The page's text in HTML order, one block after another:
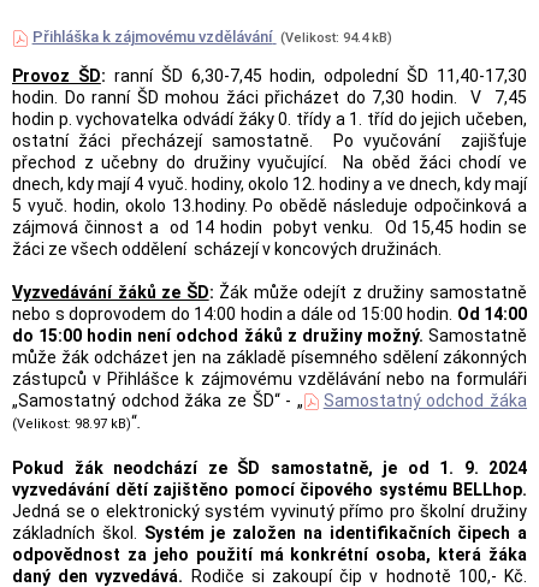
Přihláška k zájmovému vzdělávání (Velikost: 94.4 kB)
Provoz ŠD: ranní ŠD 6,30-7,45 hodin, odpolední ŠD 11,40-17,30
hodin. Do ranní ŠD mohou žáci přicházet do 7,30 hodin. V 7,45
hodin p. vychovatelka odvádí žáky 0. třídy a 1. tříd do jejich učeben,
ostatní žáci přecházejí samostatně. Po vyučování zajišťuje
přechod z učebny do družiny vyučující. Na oběd žáci chodí ve
dnech, kdy mají 4 vyuč. hodiny, okolo 12. hodiny a ve dnech, kdy mají
5 vyuč. hodin, okolo 13.hodiny. Po obědě následuje odpočinková a
zájmová činnost a od 14 hodin pobyt venku. Od 15,45 hodin se
žáci ze všech oddělení scházejí v koncových družinách.
Vyzvedávání žáků ze ŠD: Žák může odejít z družiny samostatně
nebo s doprovodem do 14:00 hodin a dále od 15:00 hodin. Od 14:00
do 15:00 hodin není odchod žáků z družiny možný. Samostatně
může žák odcházet jen na základě písemného sdělení zákonných
zástupců v Přihlášce k zájmovému vzdělávání nebo na formuláři
„Samostatný odchod žáka ze ŠD“ - „
Samostatný odchod žáka
(Velikost: 98.97 kB)“
Pokud žák neodchází ze ŠD samostatně, je od 1. 9. 2024
vyzvedávání dětí zajištěno pomocí čipového systému BELLhop.
Jedná se o elektronický systém vyvinutý přímo pro školní družiny
základních škol. Systém je založen na identifikačních čipech a
odpovědnost za jeho použití má konkrétní osoba, která žáka
daný den vyzvedává. Rodiče si zakoupí čip v hodnotě 100,- Kč.